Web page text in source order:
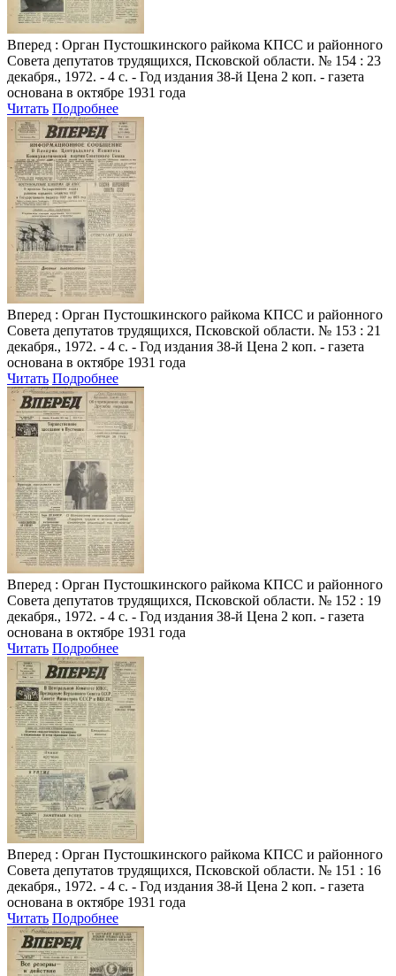
Вперед : Орган Пустошкинского райкома КПСС и районного
Совета депутатов трудящихся, Псковской области. № 154 : 23
декабря., 1972. - 4 с. - Год издания 38-й Цена 2 коп. - газета
основана в октябре 1931 года
Читать Подробнее
Вперед : Орган Пустошкинского райкома КПСС и районного
Совета депутатов трудящихся, Псковской области. № 153 : 21
декабря., 1972. - 4 с. - Год издания 38-й Цена 2 коп. - газета
основана в октябре 1931 года
Читать Подробнее
Вперед : Орган Пустошкинского райкома КПСС и районного
Совета депутатов трудящихся, Псковской области. № 152 : 19
декабря., 1972. - 4 с. - Год издания 38-й Цена 2 коп. - газета
основана в октябре 1931 года
Читать Подробнее
Вперед : Орган Пустошкинского райкома КПСС и районного
Совета депутатов трудящихся, Псковской области. № 151 : 16
декабря., 1972. - 4 с. - Год издания 38-й Цена 2 коп. - газета
основана в октябре 1931 года
Читать Подробнее